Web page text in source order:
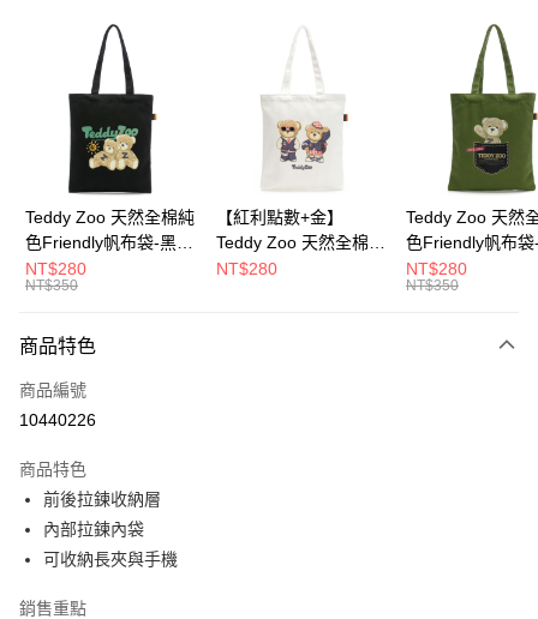
超商取貨付款
Apple Pay
街口支付
大哥付你分期
相關說明
2.付款方式選擇「大哥付你分期」，訂單成立後會自動跳轉到大哥付的交易
成交易。
3.實際核准額度、可分期數及費用金額請依後續交易確認頁面所載為準。
消。如遇「轉專審核」未通過狀況，表示未達大哥付你分期系統評分，恕無
法說明評估內容。
【繳款方式說明】
1.分期款項不併入電信帳單，「大哥付你分期」於每月結算日後寄送繳費提
2.透過簡訊連結打開帳單後，可選擇「超商條碼／台灣大直營門市／銀行轉
運送方式
全家取貨付款
付款後全家取貨
每筆NT$100，滿NT$700(含以上)免運費
每筆NT$100，滿NT$900(含以上)免運費
Teddy Zoo 天然全棉純
色Friendly帆布袋-黑色
(TZB107)
NT$280
NT$350
【紅利點數+金】
Teddy Zoo 天然全棉純
色Friendly帆布袋-白色
NT$280
Teddy Zoo 天然
色Friendly帆布袋
色(TZB107)
NT$280
NT$350
商品特色
商品編號
10440226
商品特色
前後拉鍊收納層
內部拉鍊內袋
可收納長夾與手機
銷售重點